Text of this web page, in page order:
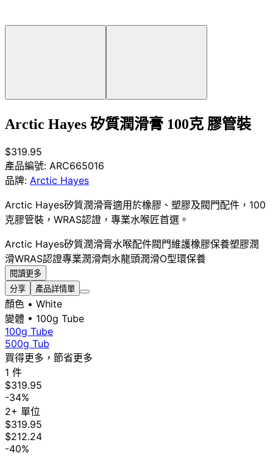
Arctic Hayes 矽質潤滑膏 100克 膠管裝
$319.95
產品編號: ARC665016
品牌: Arctic Hayes
Arctic Hayes矽質潤滑膏適用於橡膠、塑膠及閥門配件，100
克膠管裝，WRAS認證，專業水喉匠首選。
Arctic Hayes矽質潤滑膏水喉配件閥門維護橡膠保養塑膠潤
滑WRAS認證專業潤滑劑水龍頭潤滑O型環保養
閱讀更多
分享
產品詳情單
顏色 • White
變體 • 100g Tube
100g Tube
500g Tub
買得更多，節省更多
1 件
$319.95
-34%
2+ 單位
$319.95
$212.24
-40%